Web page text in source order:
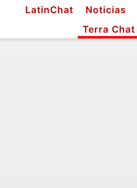
LatinChat
Noticias
Terra Chat